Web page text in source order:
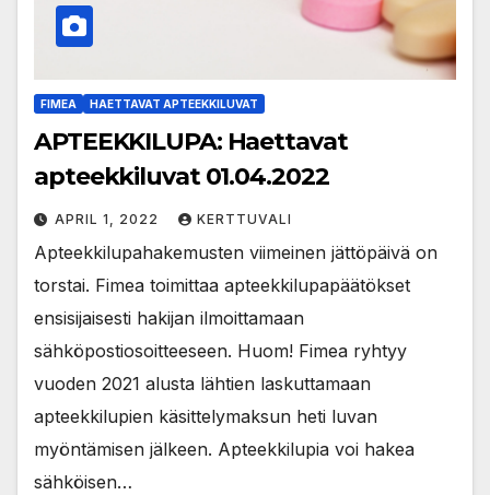
FIMEA HAETTAVAT APTEEKKILUVAT
APTEEKKILUPA: Haettavat
apteekkiluvat 01.04.2022
APRIL 1, 2022 KERTTUVALI
Apteekkilupahakemusten viimeinen jättöpäivä on
torstai. Fimea toimittaa apteekkilupapäätökset
ensisijaisesti hakijan ilmoittamaan
sähköpostiosoitteeseen. Huom! Fimea ryhtyy
vuoden 2021 alusta lähtien laskuttamaan
apteekkilupien käsittelymaksun heti luvan
myöntämisen jälkeen. Apteekkilupia voi hakea
sähköisen…